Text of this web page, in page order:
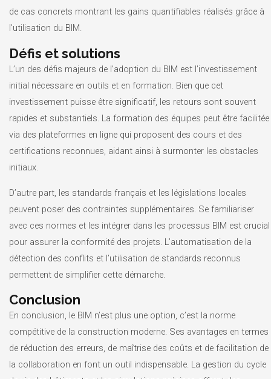
de cas concrets montrant les gains quantifiables réalisés grâce à
l’utilisation du BIM.
Défis et solutions
L’un des défis majeurs de l’adoption du BIM est l’investissement
initial nécessaire en outils et en formation. Bien que cet
investissement puisse être significatif, les retours sont souvent
rapides et substantiels. La formation des équipes peut être facilitée
via des plateformes en ligne qui proposent des cours et des
certifications reconnues, aidant ainsi à surmonter les obstacles
initiaux.
D’autre part, les standards français et les législations locales
peuvent poser des contraintes supplémentaires. Se familiariser
avec ces normes et les intégrer dans les processus BIM est crucial
pour assurer la conformité des projets. L’automatisation de la
détection des conflits et l’utilisation de standards reconnus
permettent de simplifier cette démarche.
Conclusion
En conclusion, le BIM n’est plus une option, c’est la norme
compétitive de la construction moderne. Ses avantages en termes
de réduction des erreurs, de maîtrise des coûts et de facilitation de
la collaboration en font un outil indispensable. La gestion du cycle